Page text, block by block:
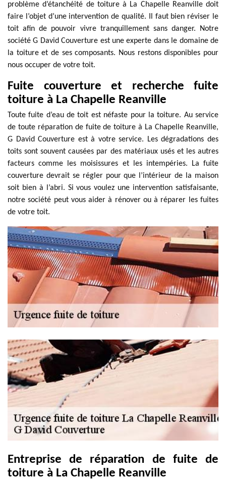
problème d’étanchéité de toiture à La Chapelle Reanville doit
faire l’objet d’une intervention de qualité. Il faut bien réviser le
toit afin de pouvoir vivre tranquillement sans danger. Notre
société G David Couverture est une experte dans le domaine de
la toiture et de ses composants. Nous restons disponibles pour
nous occuper de votre toit.
Fuite couverture et recherche fuite
toiture à La Chapelle Reanville
Toute fuite d’eau de toit est néfaste pour la toiture. Au service
de toute réparation de fuite de toiture à La Chapelle Reanville,
G David Couverture est à votre service. Les dégradations des
toits sont souvent causées par des matériaux usés et les autres
facteurs comme les moisissures et les intempéries. La fuite
couverture devrait se régler pour que l’intérieur de la maison
soit bien à l’abri. Si vous voulez une intervention satisfaisante,
notre société peut vous aider à rénover ou à réparer les fuites
de votre toit.
Entreprise de réparation de fuite de
toiture à La Chapelle Reanville